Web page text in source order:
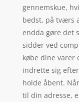
gennemskue,
bedst, på tværs
endda gøre det
sidder ved
købe dine varer
indrette sig
holde åbent.
til din adresse,